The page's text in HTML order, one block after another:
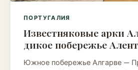
ПОРТУГАЛИЯ
Известняковые арки
дикое побережье
Южное побережье Алгарве —